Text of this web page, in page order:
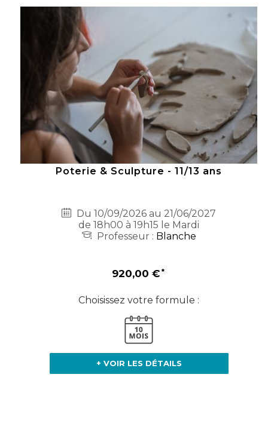
Poterie & Sculpture - 11/13 ans
Du 10/09/2026 au 21/06/2027
de 18h00 à 19h15 le Mardi
Professeur : Blanche
920,00 €
Choisissez votre formule :
+ VOIR LES DÉTAILS